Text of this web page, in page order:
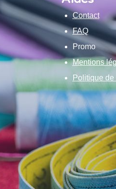
Contact
FAQ
Promo
Mentions
Politique